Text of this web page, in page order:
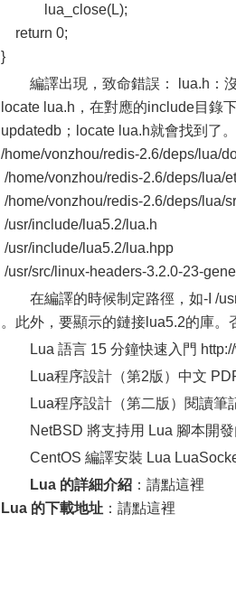
lua_close(L);
return 0;
}
編譯出現，致命錯誤： lua.h：
locate lua.h，在對應的include目錄
updatedb；locate lua.h就會找到了。
/home/vonzhou/redis-2.6/deps/lua/
/home/vonzhou/redis-2.6/deps/lua/
/home/vonzhou/redis-2.6/deps/lua/
/usr/include/lua5.2/lua.h
/usr/include/lua5.2/lua.hpp
/usr/src/linux-headers-3.2.0-23-
在編譯的時候制定路徑，如-I /
。此外，要顯示的鏈接lua5.2的庫。
Lua 語言 15 分鐘快速入門
Lua程序設計（第2版）中文
Lua程序設計（第二版）閱讀筆
NetBSD 將支持用 Lua 腳本開
CentOS 編譯安裝 Lua
Lua 的詳細介紹 ：請點這裡
Lua 的下載地址 ：請點這裡